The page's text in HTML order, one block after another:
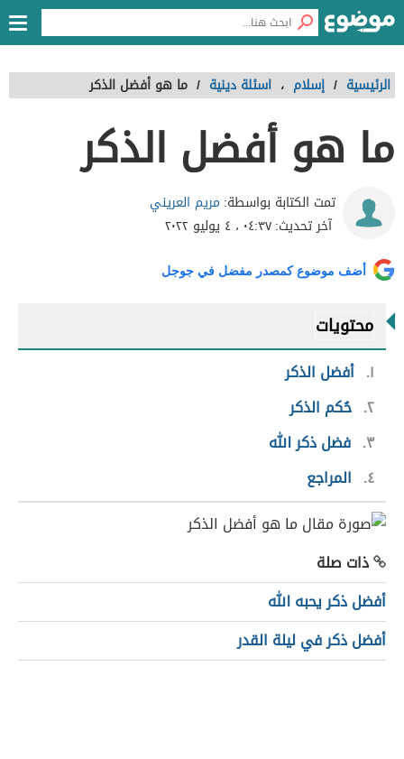
الرئيسية / إسلام ، اسئلة دينية / ما هو أفضل الذكر
ما هو أفضل الذكر
تمت الكتابة بواسطة: مريم العريني
آخر تحديث:٠٤:٣٧ ، ٤ يوليو ٢٠٢٢
أضف موضوع كمصدر مفضل في جوجل
محتويات
١ أفضل الذكر
٢ حُكم الذكر
٣ فضل ذكر الله
٤
المراجع
ذات صلة
أفضل ذكر يحبه الله
أفضل ذكر في ليلة القدر